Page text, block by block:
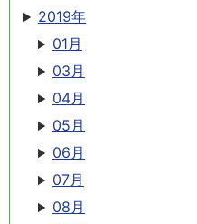
2019年
01月
03月
04月
05月
06月
07月
08月